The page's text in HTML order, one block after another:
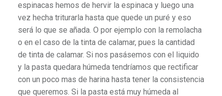
espinacas hemos de hervir la espinaca y luego una
vez hecha triturarla hasta que quede un puré y eso
será lo que se añada. O por ejemplo con la remolacha
o en el caso de la tinta de calamar, pues la cantidad
de tinta de calamar. Si nos pasásemos con el liquido
y la pasta quedara húmeda tendríamos que rectificar
con un poco mas de harina hasta tener la consistencia
que queremos. Si la pasta está muy húmeda al